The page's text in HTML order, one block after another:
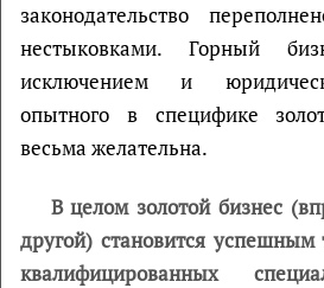
законодательство
нестыковками. Горный
исключением и
опытного в специфике
весьма желательна.
В целом золотой бизнес
другой) становится успешным
квалифицированных